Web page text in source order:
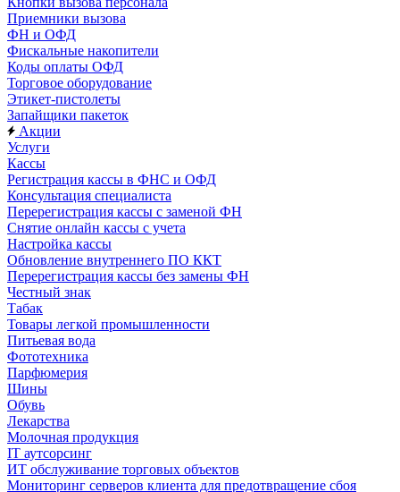
Приемники вызова
ФН и ОФД
Фискальные накопители
Коды оплаты ОФД
Торговое оборудование
Этикет-пистолеты
Запайщики пакеток
Акции
Услуги
Кассы
Регистрация кассы в ФНС и ОФД
Консультация специалиста
Перерегистрация кассы с заменой ФН
Снятие онлайн кассы с учета
Настройка кассы
Обновление внутреннего ПО ККТ
Перерегистрация кассы без замены ФН
Честный знак
Табак
Товары легкой промышленности
Питьевая вода
Фототехника
Парфюмерия
Шины
Обувь
Лекарства
Молочная продукция
IT аутсорсинг
ИТ обслуживание торговых объектов
Мониторинг серверов клиента для предотвращение сбоя